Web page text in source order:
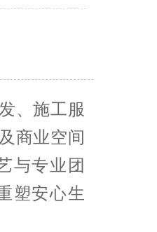
、施工服
商业空间
与专业团
塑安心生